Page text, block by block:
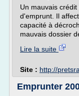
Un mauvais
d'emprunt. Il
capacité à
mauvais dossier
Lire la suite
Site : http://
Emprunter